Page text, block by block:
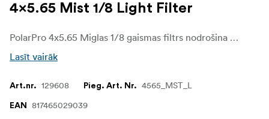
4x5.65 Mist 1/8 Light Filter
PolarPro 4x5.65 Miglas 1/8 gaismas filtrs nodrošina maigu izkliedi, kas jūsu filmētajam materiālam piešķir maigu, kinematogrāfisku miglojumu, kas ir ideāli piemērots izgaismojumu mīkstināšanai un kontrasta samazināšanai, nezaudējot detaļas.
Lasīt vairāk
Art.nr. 129608 Pieg. Art. Nr. 4565_MST_L
EAN 817465029039